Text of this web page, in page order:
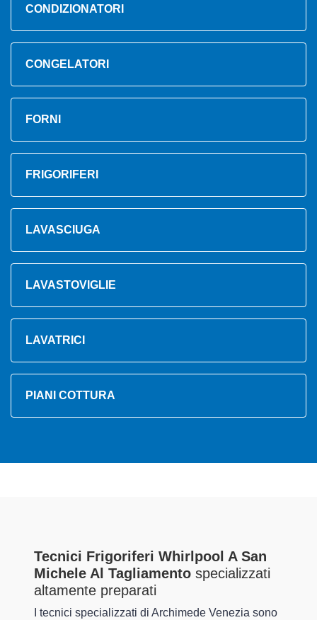
CONDIZIONATORI
CONGELATORI
FORNI
FRIGORIFERI
LAVASCIUGA
LAVASTOVIGLIE
LAVATRICI
PIANI COTTURA
Tecnici Frigoriferi Whirlpool A San
Michele Al Tagliamento specializzati
altamente preparati
I tecnici specializzati di Archimede Venezia sono